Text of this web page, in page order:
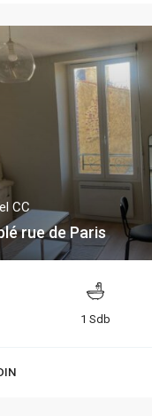
CC
rue de Paris
1 Sdb